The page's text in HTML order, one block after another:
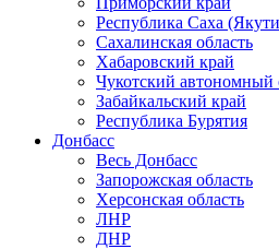
Республика Саха
Сахалинская область
Хабаровский край
Чукотский автономный
Забайкальский край
Республика Бурятия
Донбасс
Весь Донбасс
Запорожская область
Херсонская область
ЛНР
ДНР